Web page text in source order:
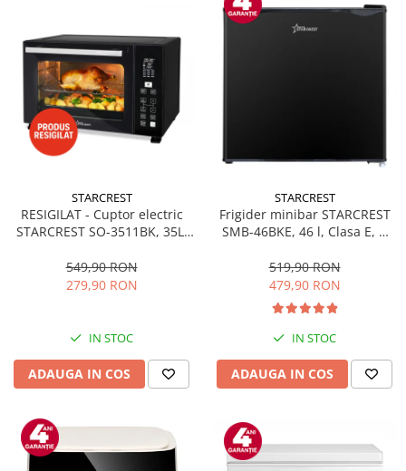
STARCREST
RESIGILAT - Cuptor electric
STARCREST SO-3511BK, 35L,
Programe predefinite,
Interfata digitala, Negru
549,90 RON
279,90 RON
IN STOC
ADAUGA IN COS
STARCREST
Frigider minibar STARCREST
SMB-46BKE, 46 l, Clasa E, H
519,90 RON
479,90 RON
IN STOC
ADAUGA IN COS